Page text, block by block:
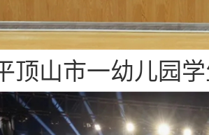
顶山市一幼儿园